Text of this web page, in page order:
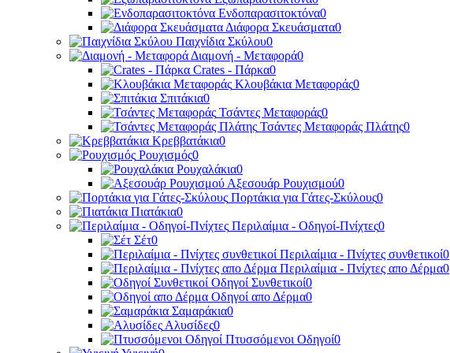
Ενδοπαρασιτοκτόνα0
Διάφορα Σκευάσματα0
Παιχνίδια Σκύλου0
Διαμονή - Μεταφορά0
Crates - Πάρκα0
Κλουβάκια Μεταφοράς0
Σπιτάκια0
Τσάντες Μεταφοράς0
Τσάντες Μεταφοράς Πλάτης0
Κρεββατάκια0
Ρουχισμός0
Ρουχαλάκια0
Αξεσουάρ Ρουχισμού0
Πορτάκια για Γάτες-Σκύλους0
Πιατάκια0
Περιλαίμια - Οδηγοί-Πνίχτες0
Σέτ0
Περιλαίμια - Πνίχτες συνθετικοί0
Περιλαίμια - Πνίχτες απο Δέρμα0
Οδηγοί Συνθετικοί0
Οδηγοί απο Δέρμα0
Σαμαράκια0
Αλυσίδες0
Πτυσσόμενοι Οδηγοί0